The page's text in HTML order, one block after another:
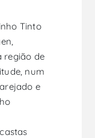
Tinto
região de
num
e